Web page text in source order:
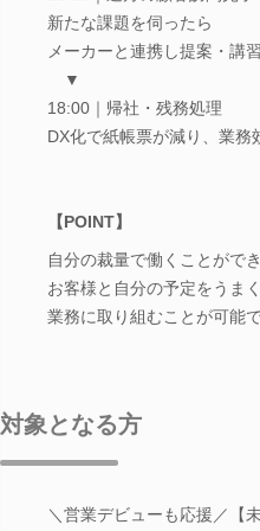
新たな課題を伺ったら
メーカーと連携し提案・講
▼
18:00｜帰社・残務処理
DX化で紙帳票が減り、業務
【POINT】
自分の裁量で働くことがで
お客様と自分の予定をうま
業務に取り組むことが可能で
対象となる方
＼営業デビューも応援／